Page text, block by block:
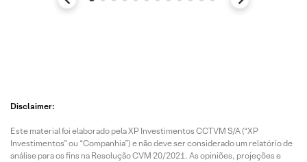
Disclaimer:
Este material foi elaborado pela XP Investimentos CCTVM S/A (“XP
Investimentos” ou “Companhia”) e não deve ser considerado um relatório de
análise para os fins na Resolução CVM 20/2021. As opiniões, projeções e